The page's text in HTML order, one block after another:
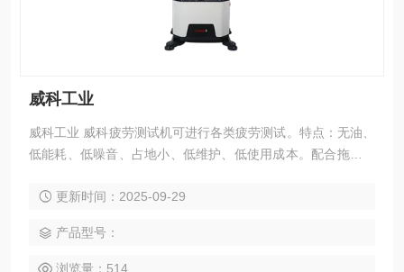
威科工业
威科工业 威科疲劳测试机可进行各类疲劳测试。特点：无油、
低能耗、低噪音、占地小、低维护、低使用成本。配合拖拽式
应用测试场景并提供准确的测试结果。
更新时间：2025-09-29
产品型号：
浏览量：514